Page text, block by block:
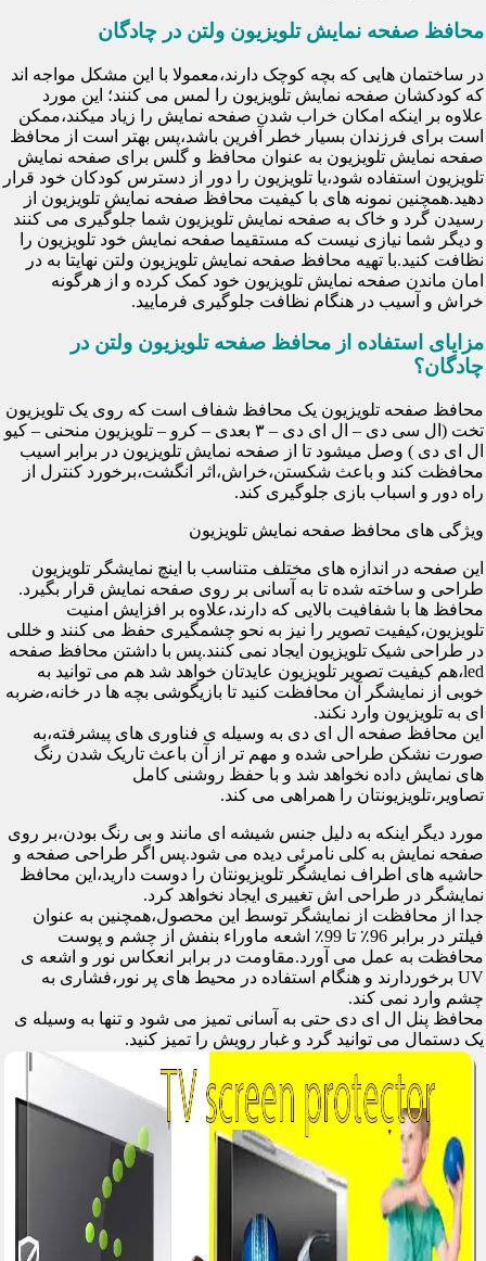
محافظ صفحه نمایش تلویزیون ولتن در چادگان
در ساختمان هایی که بچه کوچک دارند،معمولا با این مشکل مواجه اند
که کودکشان صفحه نمایش تلویزیون را لمس می کنند؛ این مورد
علاوه بر اینکه امکان خراب شدن صفحه نمایش را زیاد میکند،ممکن
است برای فرزندان بسیار خطر آفرین باشد،پس بهتر است از محافظ
صفحه نمایش تلویزیون به عنوان محافظ و گلس برای صفحه نمایش
تلویزیون استفاده شود،یا تلویزیون را دور از دسترس کودکان خود قرار
دهید.همچنین نمونه های با کیفیت محافظ صفحه نمایش تلویزیون از
رسیدن گرد و خاک به صفحه نمایش تلویزیون شما جلوگیری می کنند
و دیگر شما نیازی نیست که مستقیما صفحه نمایش خود تلویزیون را
نظافت کنید.با تهیه محافظ صفحه نمایش تلویزیون ولتن نهایتا به در
امان ماندن صفحه نمایش تلویزیون خود کمک کرده و از هرگونه
خراش و آسیب در هنگام نظافت جلوگیری فرمایید.
مزایای استفاده از محافظ صفحه تلویزیون ولتن در
چادگان؟
محافظ صفحه تلویزیون یک محافظ شفاف است که روی یک تلویزیون
تخت (ال سی دی – ال ای دی – ۳ بعدی – کرو – تلویزیون منحنی – کیو
ال ای دی ) وصل میشود تا از صفحه نمایش تلویزیون در برابر اسیب
محافظت کند و باعث شکستن،خراش،اثر انگشت،برخورد کنترل از
راه دور و اسباب بازی جلوگیری کند.
ویژگی های محافظ صفحه نمایش تلویزیون
این صفحه در اندازه های مختلف متناسب با اینچ نمایشگر تلویزیون
طراحی و ساخته شده تا به آسانی بر روی صفحه نمایش قرار بگیرد.
محافظ ها با شفافیت بالایی که دارند،علاوه بر افزایش امنیت
تلویزیون،کیفیت تصویر را نیز به نحو چشمگیری حفظ می کنند و خللی
در طراحی شیک تلویزیون ایجاد نمی کنند.پس با داشتن محافظ صفحه
led،هم کیفیت تصویر تلویزیون عایدتان خواهد شد هم می توانید به
خوبی از نمایشگر آن محافظت کنید تا بازیگوشی بچه ها در خانه،ضربه
ای به تلویزیون وارد نکند.
این محافظ صفحه ال ای دی به وسیله ی فناوری های پیشرفته،به
صورت نشکن طراحی شده و مهم تر از آن باعث تاریک شدن رنگ
های نمایش داده نخواهد شد و با حفظ روشنی کامل
تصاویر،تلویزیونتان را همراهی می کند.
مورد دیگر اینکه به دلیل جنس شیشه ای مانند و بی رنگ بودن،بر روی
صفحه نمایش به کلی نامرئی دیده می شود.پس اگر طراحی صفحه و
حاشیه های اطراف نمایشگر تلویزیونتان را دوست دارید،این محافظ
نمایشگر در طراحی اش تغییری ایجاد نخواهد کرد.
جدا از محافظت از نمایشگر توسط این محصول،همچنین به عنوان
فیلتر در برابر 96٪ تا 99٪ اشعه ماوراء بنفش از چشم و پوست
محافظت به عمل می آورد.مقاومت در برابر انعکاس نور و اشعه ی
UV برخوردارند و هنگام استفاده در محیط های پر نور،فشاری به
چشم وارد نمی کند.
محافظ پنل ال ای دی حتی به آسانی تمیز می شود و تنها به وسیله ی
یک دستمال می توانید گرد و غبار رویش را تمیز کنید.